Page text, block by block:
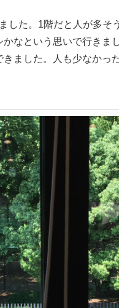
した。1階だと人が多そ
なという思いで行きま
ました。人も少なかっ